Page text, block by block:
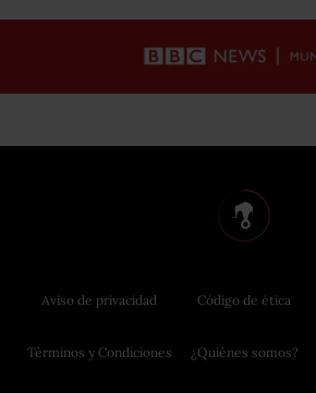
Aviso de privacidad
Términos y Condiciones
Código de ética
¿Quiénes somos?